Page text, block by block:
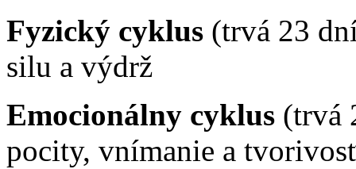
Fyzický cyklus (trvá 23
silu a výdrž
Emocionálny cyklus (trvá
pocity, vnímanie a